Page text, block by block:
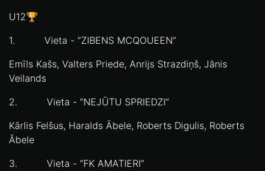
U12🏆
1. Vieta - “ZIBENS MCQOUEEN”
Emīls Kašs, Valters Priede, Anrijs Strazdiņš, Jānis
Veilands
2. Vieta - “NEJŪTU SPRIEDZI”
Kārlis Felšus, Haralds Ābele, Roberts Digulis, Roberts
Ābele
3. Vieta - “FK AMATIERI”